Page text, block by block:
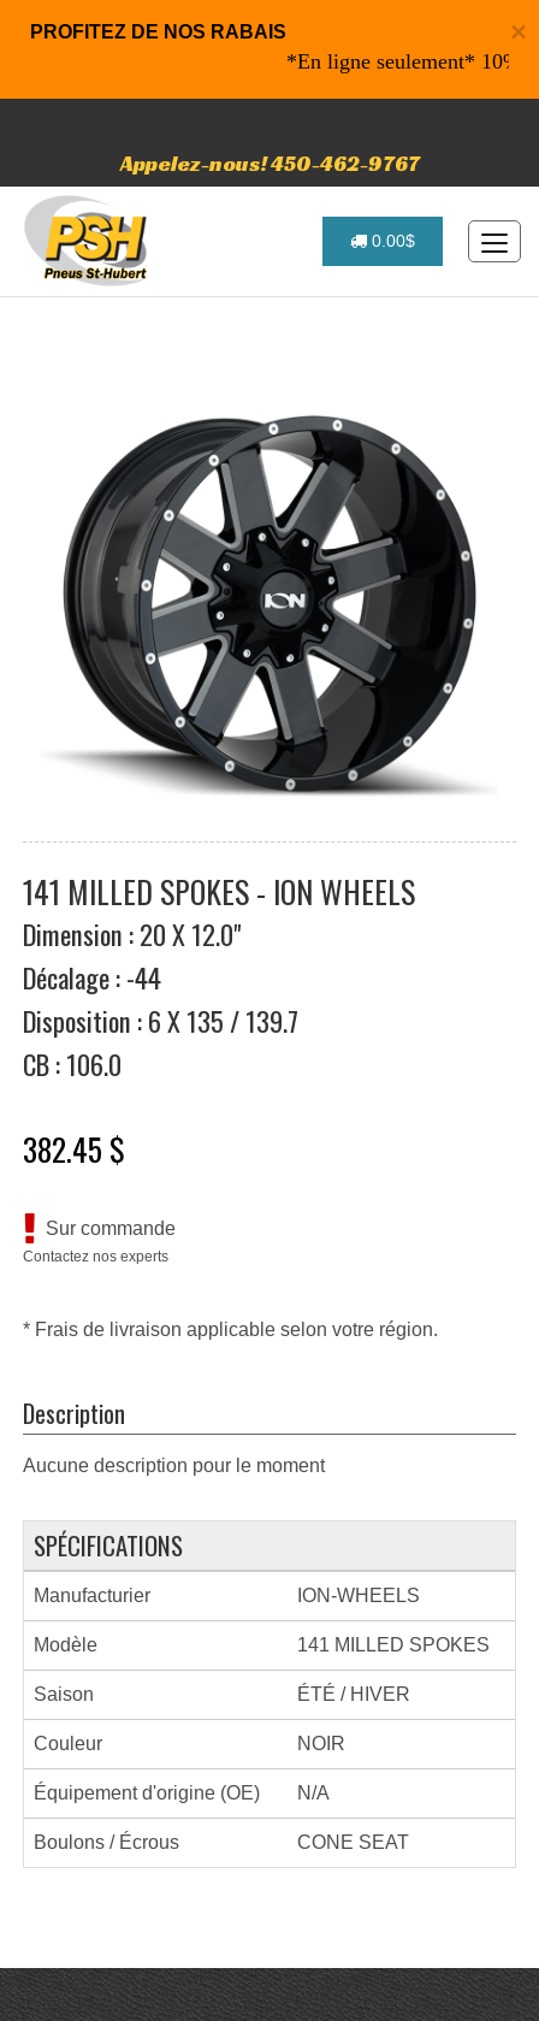
×
PROFITEZ DE NOS RABAIS
*En ligne seulement* 10% de
Appelez-nous! 450-462-9767
0.00$
141 MILLED SPOKES - ION WHEELS
Dimension : 20 X 12.0"
Décalage : -44
Disposition : 6 X 135 / 139.7
CB : 106.0
382.45 $
Sur commande
Contactez nos experts
* Frais de livraison applicable selon votre région.
Description
Aucune description pour le moment
SPÉCIFICATIONS
Manufacturier ION-WHEELS
Modèle 141 MILLED SPOKES
Saison ÉTÉ / HIVER
Couleur NOIR
Équipement d'origine (OE) N/A
Boulons / Écrous CONE SEAT